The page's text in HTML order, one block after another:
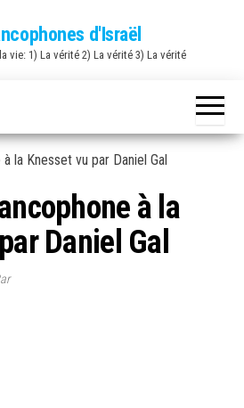
d'Israël
vie: 1) La vérité 2) La vérité 3) La vérité
à la
Daniel Gal